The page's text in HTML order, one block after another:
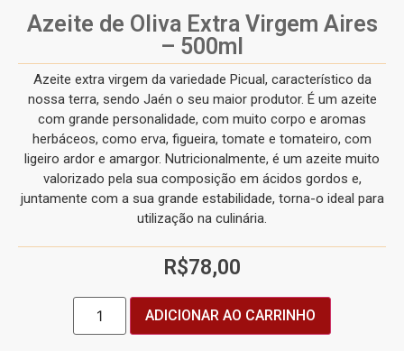
Azeite de Oliva Extra Virgem Aires
– 500ml
Azeite extra virgem da variedade Picual, característico da
nossa terra, sendo Jaén o seu maior produtor. É um azeite
com grande personalidade, com muito corpo e aromas
herbáceos, como erva, figueira, tomate e tomateiro, com
ligeiro ardor e amargor. Nutricionalmente, é um azeite muito
valorizado pela sua composição em ácidos gordos e,
juntamente com a sua grande estabilidade, torna-o ideal para
utilização na culinária.
R$78,00
ADICIONAR AO CARRINHO